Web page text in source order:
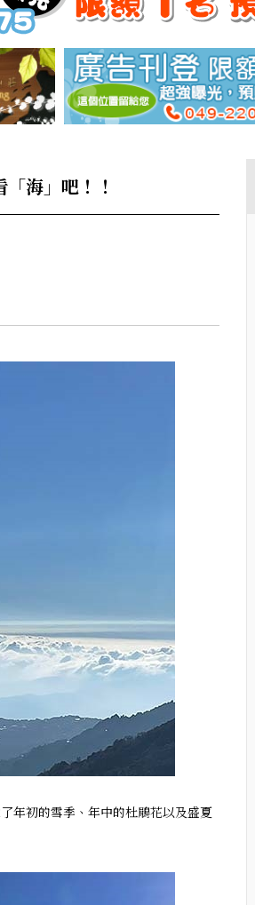
海」吧！！
年初的雪季、年中的杜鵑花以及盛夏